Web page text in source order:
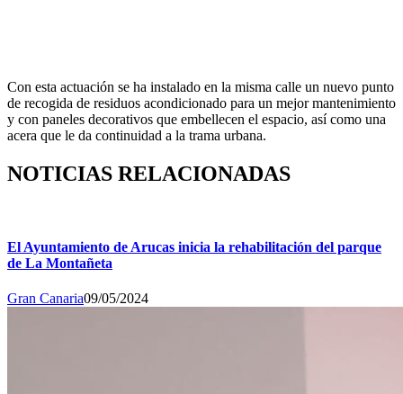
Con esta actuación se ha instalado en la misma calle un nuevo punto
de recogida de residuos acondicionado para un mejor mantenimiento
y con paneles decorativos que embellecen el espacio, así como una
acera que le da continuidad a la trama urbana.
NOTICIAS RELACIONADAS
El Ayuntamiento de Arucas inicia la rehabilitación del parque
de La Montañeta
Gran Canaria09/05/2024